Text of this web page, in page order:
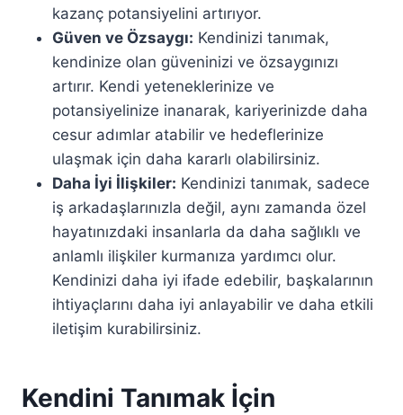
kazanç potansiyelini artırıyor.
Güven ve Özsaygı: Kendinizi tanımak,
kendinize olan güveninizi ve özsaygınızı
artırır. Kendi yeteneklerinize ve
potansiyelinize inanarak, kariyerinizde daha
cesur adımlar atabilir ve hedeflerinize
ulaşmak için daha kararlı olabilirsiniz.
Daha İyi İlişkiler: Kendinizi tanımak, sadece
iş arkadaşlarınızla değil, aynı zamanda özel
hayatınızdaki insanlarla da daha sağlıklı ve
anlamlı ilişkiler kurmanıza yardımcı olur.
Kendinizi daha iyi ifade edebilir, başkalarının
ihtiyaçlarını daha iyi anlayabilir ve daha etkili
iletişim kurabilirsiniz.
Kendini Tanımak İçin